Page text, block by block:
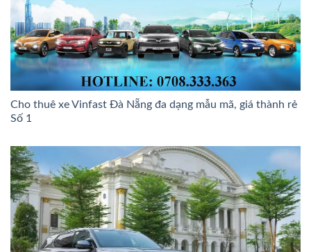
Cho thuê xe Vinfast Đà Nẵng đa dạng mẫu mã, giá thành rẻ
Số 1